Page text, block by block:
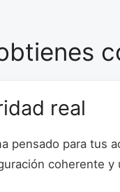
real
pensado para tus
coherente y